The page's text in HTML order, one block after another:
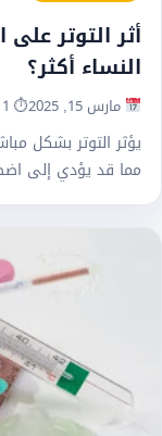
أثر التوتر على
النساء أكثر؟
مارس 15, 2025 ⏱ 1 دقيقة قراءة
يؤثر التوتر بشكل
مما قد يؤدي إلى